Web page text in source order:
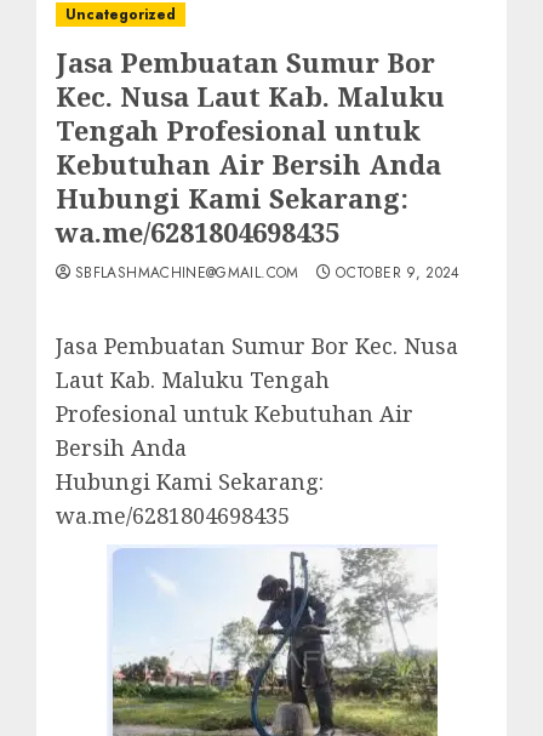
Uncategorized
Jasa Pembuatan Sumur Bor
Kec. Nusa Laut Kab. Maluku
Tengah Profesional untuk
Kebutuhan Air Bersih Anda
Hubungi Kami Sekarang:
wa.me/6281804698435
SBFLASHMACHINE@GMAIL.COM OCTOBER 9, 2024
Jasa Pembuatan Sumur Bor Kec. Nusa
Laut Kab. Maluku Tengah
Profesional untuk Kebutuhan Air
Bersih Anda
Hubungi Kami Sekarang:
wa.me/6281804698435